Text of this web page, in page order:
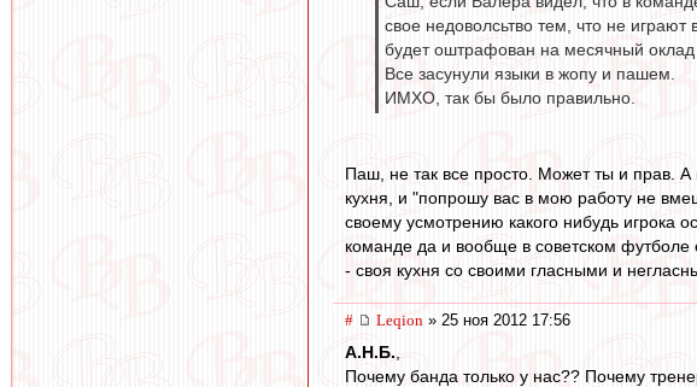
свое недоволсьтво тем, что не играют
будет оштрафован на месячный
Все засунули языки в жопу и пашем.
ИМХО, так бы было правильно.
Паш, не так все просто. Может ты и прав. А
кухня, и "попрошу вас в мою работу не
своему усмотрению какого нибудь игрока
команде да и вообще в советском футболе
- своя кухня со своими гласными и
# Leqion » 25 ноя 2012 17:56
А.Н.Б.
Почему банда только у нас?? Почему